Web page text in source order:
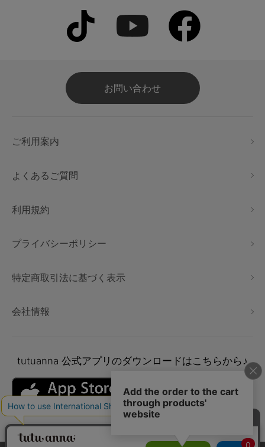
お問い合わせ
ご利用案内
よくあるご質問
利用規約
プライバシーポリシー
特定商取引法に基づく表示
会社情報
tutuanna 公式アプリのダウンロードはこちらから♪